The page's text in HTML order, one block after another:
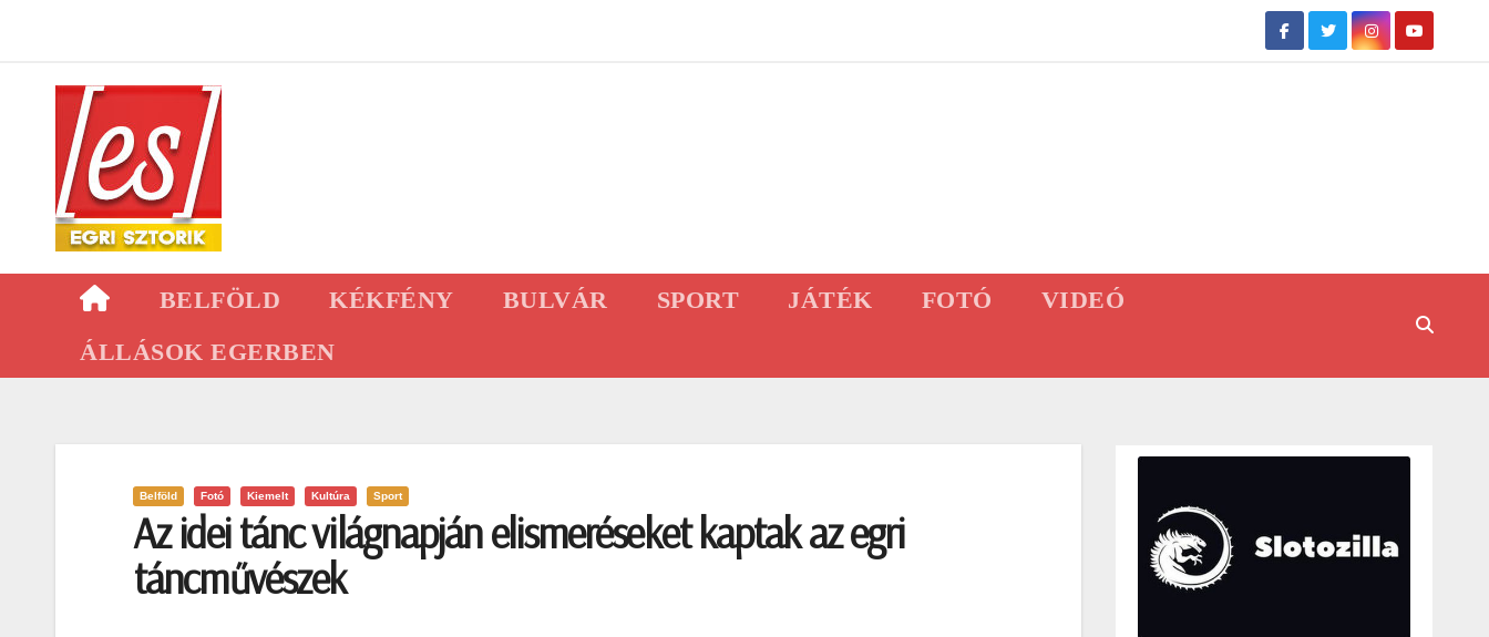
content
BELFÖLD KÉKFÉNY BULVÁR SPORT JÁTÉK FOTÓ
VIDEÓ
ÁLLÁSOK EGERBEN
Belföld Fotó Kiemelt Kultúra Sport
Az idei tánc világnapján elismeréseket kaptak az egri
táncművészek